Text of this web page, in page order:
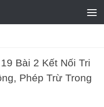
Bài 2 Kết Nối Tri
Phép Trừ Trong